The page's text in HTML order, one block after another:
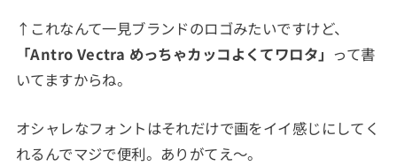
↑これなんて一見ブランドのロゴみたいですけど、
「Antro Vectra めっちゃカッコよくてワロタ」 って書
いてますからね。
オシャレなフォントはそれだけで画をイイ感じにしてく
れるんでマジで便利。ありがてえ～。